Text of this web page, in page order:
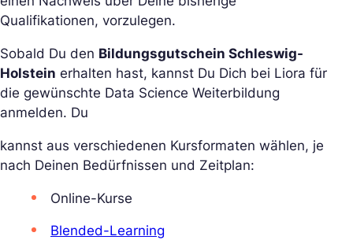
Qualifikationen, vorzulegen.
Sobald Du den Bildungsgutschein Schleswig-
Holstein erhalten hast, kannst Du Dich bei Liora für
die gewünschte Data Science Weiterbildung
anmelden. Du
kannst aus verschiedenen Kursformaten wählen, je
nach Deinen Bedürfnissen und Zeitplan:
Online-Kurse
Blended-Learning